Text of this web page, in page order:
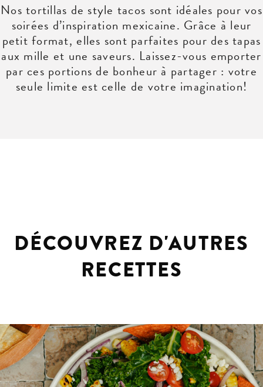
Nos tortillas de style tacos sont idéales pour vos
soirées d’inspiration mexicaine. Grâce à leur
petit format, elles sont parfaites pour des tapas
aux mille et une saveurs. Laissez-vous emporter
par ces portions de bonheur à partager : votre
seule limite est celle de votre imagination!
DÉCOUVREZ D'AUTRES
RECETTES